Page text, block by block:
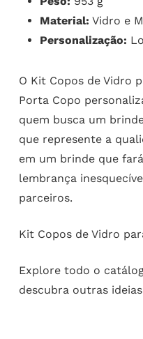
Material: Vidro e
Personalização:
O Kit Copos de Vidro
Porta Copo
quem busca um
que represente a
em um brinde que
lembrança
parceiros.
Kit Copos de Vidro
Explore todo o
descubra outras